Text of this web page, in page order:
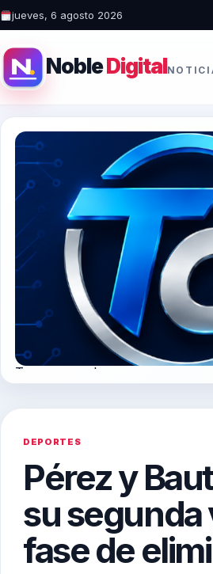
jueves, 6 agosto 2026
NobleDigital
Tegogroupsrl.com
DEPORTES
Pérez y
su segunda
fase de